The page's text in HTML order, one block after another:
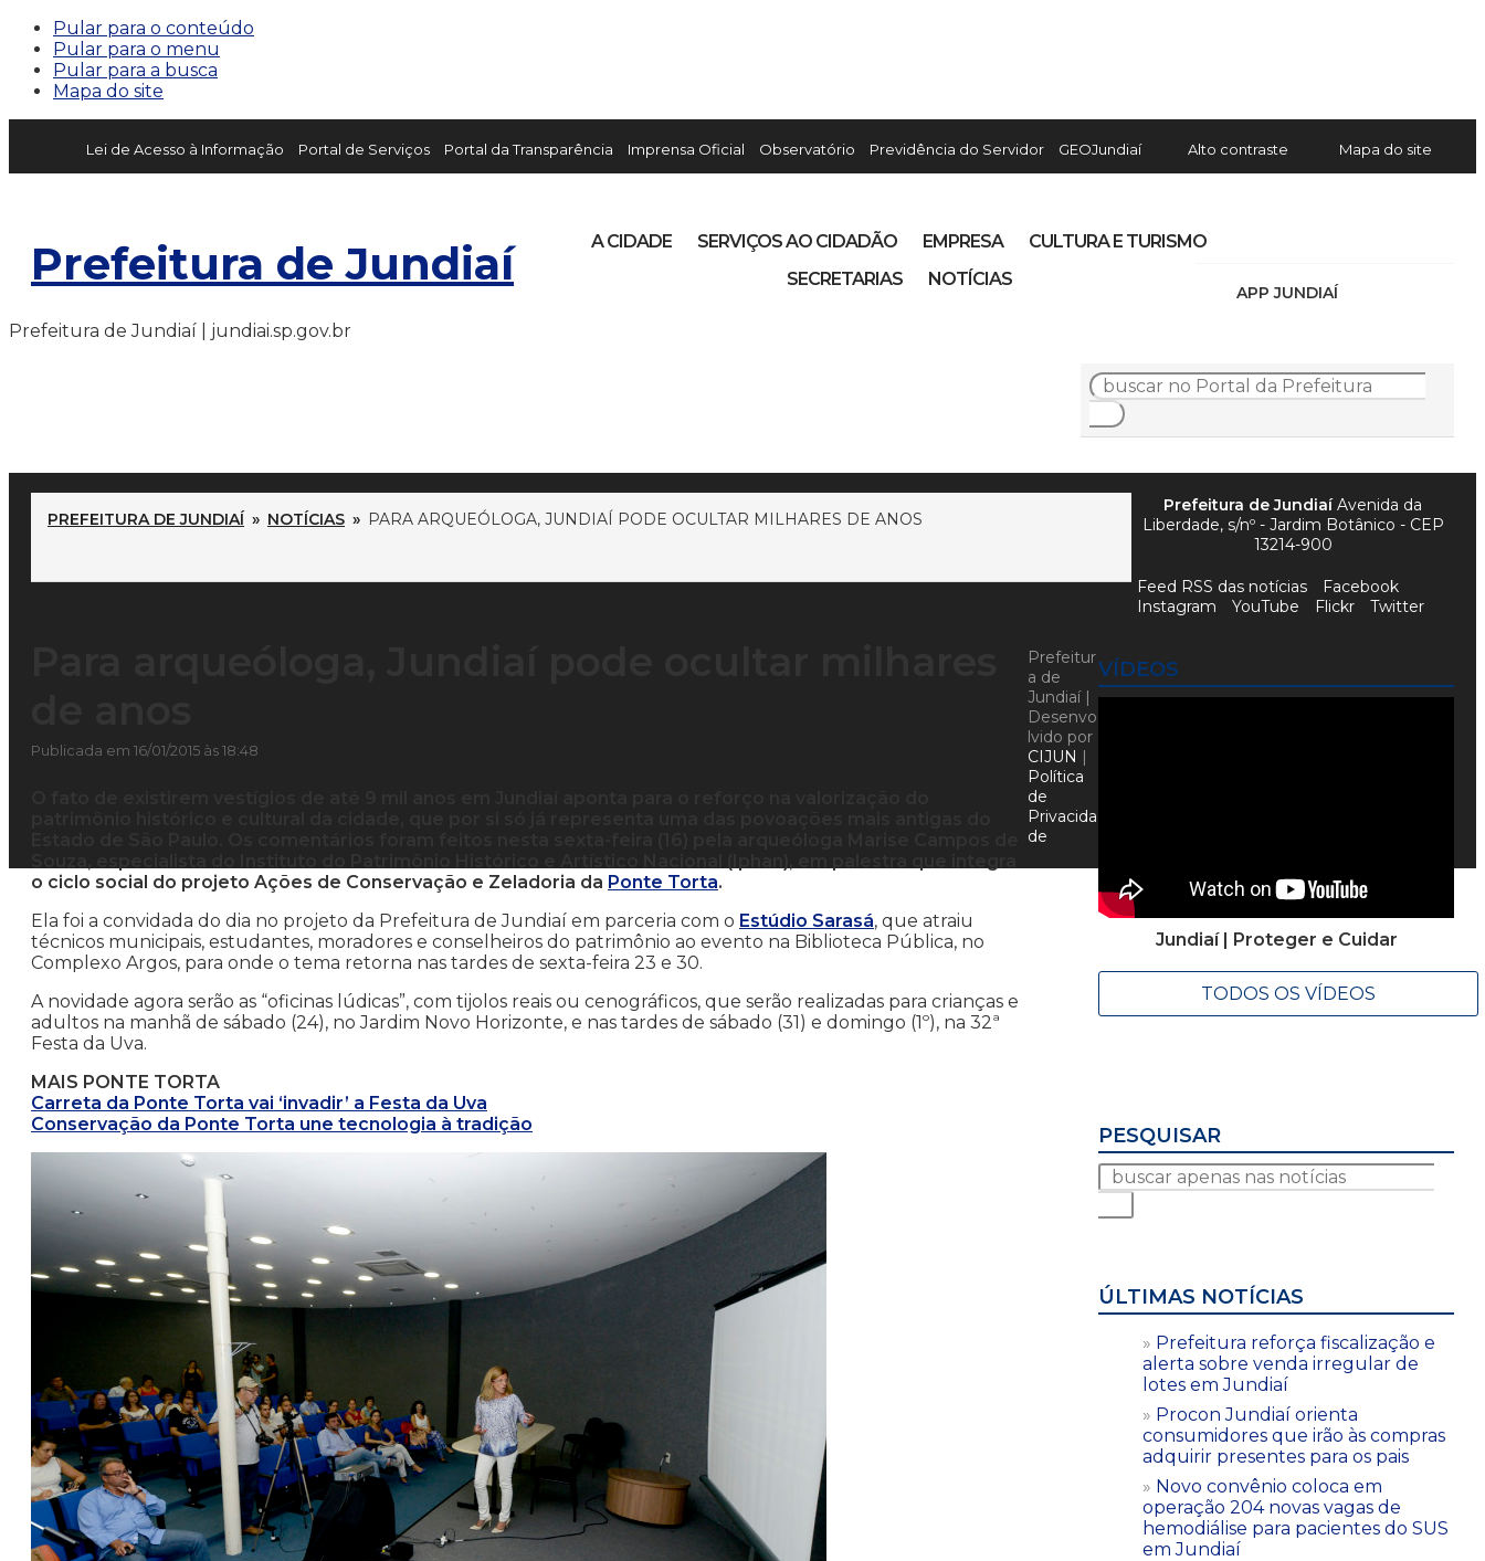
Pular para o conteúdo
Pular para o menu
Pular para a busca
Mapa do site
Lei de Acesso à Informação Portal de Serviços Portal da Transparência Imprensa Oficial Observatório Previdência do Servidor GEOJundiaí Alto contraste Mapa do site
Prefeitura de Jundiaí
APP JUNDIAÍ
A CIDADE SERVIÇOS AO CIDADÃO EMPRESA
CULTURA E TURISMO
SECRETARIAS
NOTÍCIAS
Prefeitura de Jundiaí | jundiai.sp.gov.br
PREFEITURA DE JUNDIAÍ » NOTÍCIAS » PARA ARQUEÓLOGA, JUNDIAÍ PODE OCULTAR MILHARES DE ANOS
Publicada em 16/01/2015 às 18:48
o ciclo social do projeto Ações de Conservação e Zeladoria da Ponte Torta.
Ela foi a convidada do dia no projeto da Prefeitura de Jundiaí em parceria com o Estúdio Sarasá, que atraiu
técnicos municipais, estudantes, moradores e conselheiros do patrimônio ao evento na Biblioteca Pública, no
Complexo Argos, para onde o tema retorna nas tardes de sexta-feira 23 e 30.
A novidade agora serão as “oficinas lúdicas”, com tijolos reais ou cenográficos, que serão realizadas para crianças e
adultos na manhã de sábado (24), no Jardim Novo Horizonte, e nas tardes de sábado (31) e domingo (1º), na 32ª
Festa da Uva.
MAIS PONTE TORTA
Carreta da Ponte Torta vai ‘invadir’ a Festa da Uva
Conservação da Ponte Torta une tecnologia à tradição
VÍDEOS
Jundiaí | Proteger e Cuidar
TODOS OS VÍDEOS
PESQUISAR
ÚLTIMAS NOTÍCIAS
Prefeitura reforça fiscalização e
alerta sobre venda irregular de
lotes em Jundiaí
Procon Jundiaí orienta
consumidores que irão às compras
adquirir presentes para os pais
Novo convênio coloca em
operação 204 novas vagas de
hemodiálise para pacientes do SUS
em Jundiaí
Prefeitura de JundiaíAvenida da
Liberdade, s/nº - Jardim Botânico - CEP
13214-900
Feed RSS das notícias
Facebook
Instagram
YouTube Flickr Twitter
Prefeitur
a de
Jundiaí |
Desenvo
lvido por
CIJUN |
Política
de
Privacida
de